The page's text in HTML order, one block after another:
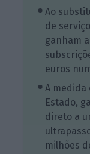
Ao
de
ganham
euros
A medida
Estado,
direto a
milhões